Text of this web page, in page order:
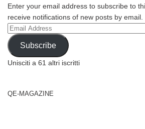
Enter your email address to subscribe to
receive notifications of new posts by email.
Email
Address
Subscribe
Unisciti a 61 altri iscritti
QE-MAGAZINE